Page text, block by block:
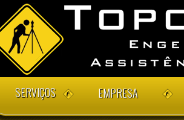
SERVIÇOS EMPRESA